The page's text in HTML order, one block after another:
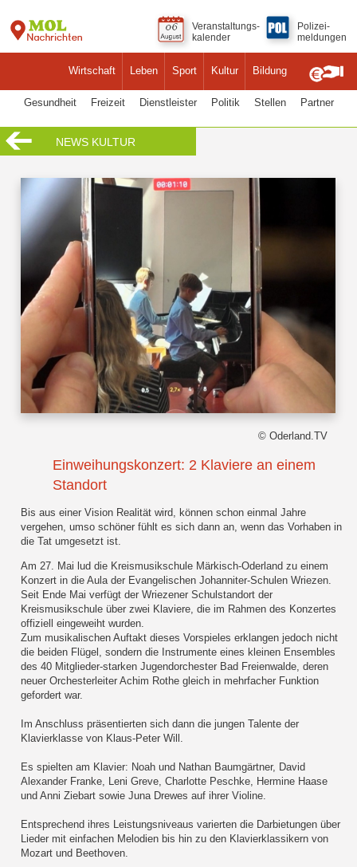
Wirtschaft Leben Sport Kultur Bildung
Veranstaltungs-
kalender
Polizei-
meldungen
Gesundheit Freizeit Dienstleister Politik Stellen Partner
NEWS KULTUR
© Oderland.TV
Einweihungskonzert: 2 Klaviere an einem
Standort
Bis aus einer Vision Realität wird, können schon einmal Jahre
vergehen, umso schöner fühlt es sich dann an, wenn das Vorhaben in
die Tat umgesetzt ist.
Am 27. Mai lud die Kreismusikschule Märkisch-Oderland zu einem
Konzert in die Aula der Evangelischen Johanniter-Schulen Wriezen.
Seit Ende Mai verfügt der Wriezener Schulstandort der
Kreismusikschule über zwei Klaviere, die im Rahmen des Konzertes
offiziell eingeweiht wurden.
Zum musikalischen Auftakt dieses Vorspieles erklangen jedoch nicht
die beiden Flügel, sondern die Instrumente eines kleinen Ensembles
des 40 Mitglieder-starken Jugendorchester Bad Freienwalde, deren
neuer Orchesterleiter Achim Rothe gleich in mehrfacher Funktion
gefordert war.
Im Anschluss präsentierten sich dann die jungen Talente der
Klavierklasse von Klaus-Peter Will.
Es spielten am Klavier: Noah und Nathan Baumgärtner, David
Alexander Franke, Leni Greve, Charlotte Peschke, Hermine Haase
und Anni Ziebart sowie Juna Drewes auf ihrer Violine.
Entsprechend ihres Leistungsniveaus varierten die Darbietungen über
Lieder mit einfachen Melodien bis hin zu den Klavierklassikern von
Mozart und Beethoven.